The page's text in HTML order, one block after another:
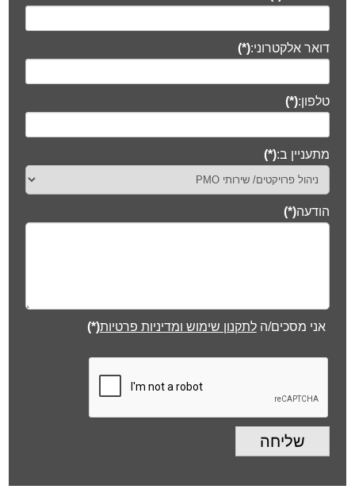
דואר אלקטרוני:(*)
טלפון:(*)
מתעניין ב:(*)
הודעה(*)
אני מסכים/הלתקנון שימוש ומדיניות פרטיות(*)
שליחה